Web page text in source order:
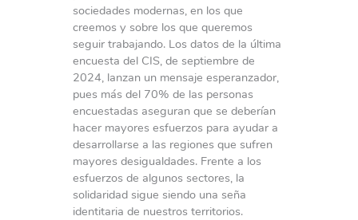
sociedades modernas, en los que
creemos y sobre los que queremos
seguir trabajando. Los datos de la última
encuesta del CIS, de septiembre de
2024, lanzan un mensaje esperanzador,
pues más del 70% de las personas
encuestadas aseguran que se deberían
hacer mayores esfuerzos para ayudar a
desarrollarse a las regiones que sufren
mayores desigualdades. Frente a los
esfuerzos de algunos sectores, la
solidaridad sigue siendo una seña
identitaria de nuestros territorios.